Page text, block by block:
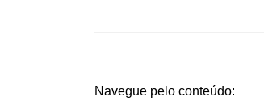
Navegue pelo conteúdo: